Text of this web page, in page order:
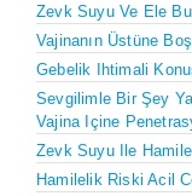
Zevk Suyu Ve Ele
Vajinanın Üstüne
Gebelik Ihtimali
Sevgilimle Bir Şey
Vajina Içine
Zevk Suyu Ile
Hamilelik Riski Acil